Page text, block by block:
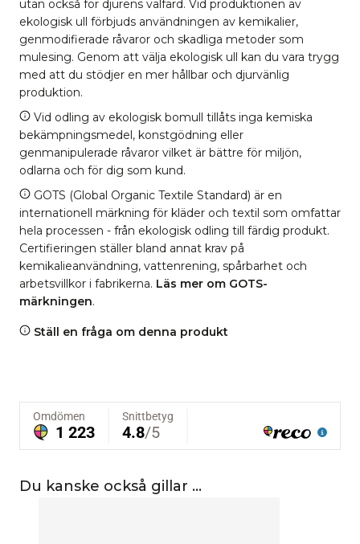
utan också för djurens välfärd. Vid produktionen av
ekologisk ull förbjuds användningen av kemikalier,
genmodifierade råvaror och skadliga metoder som
mulesing. Genom att välja ekologisk ull kan du vara trygg
med att du stödjer en mer hållbar och djurvänlig
produktion.
Vid odling av ekologisk bomull tillåts inga kemiska
bekämpningsmedel, konstgödning eller
genmanipulerade råvaror vilket är bättre för miljön,
odlarna och för dig som kund.
GOTS (Global Organic Textile Standard) är en
internationell märkning för kläder och textil som omfattar
hela processen - från ekologisk odling till färdig produkt.
Certifieringen ställer bland annat krav på
kemikalieanvändning, vattenrening, spårbarhet och
arbetsvillkor i fabrikerna. Läs mer om GOTS-
märkningen.
Ställ en fråga om denna produkt
Du kanske också gillar …